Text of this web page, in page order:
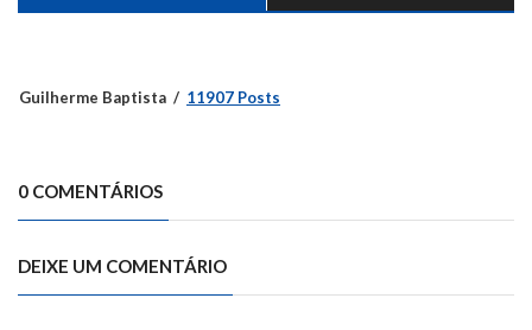
Guilherme Baptista 11907 Posts
0 COMENTÁRIOS
DEIXE UM COMENTÁRIO